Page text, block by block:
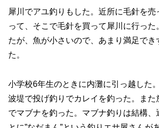
犀川でアユ釣りもした。近所に毛針を売
って、そこで毛針を買って犀川に行っ
たが、魚が小さいので、あまり満足でき
た。
小学校6年生のときに内灘に引っ越した
波堤で投げ釣りでカレイを釣った。また
でマブナを釣った。マブナ釣りは結構、